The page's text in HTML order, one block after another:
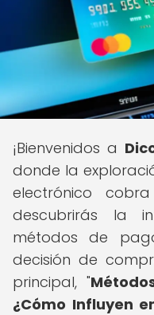
¡Bienvenidos a
donde la
electrónico
descubrirás la
métodos de
decisión de
principal, "
¿Cómo Influyen